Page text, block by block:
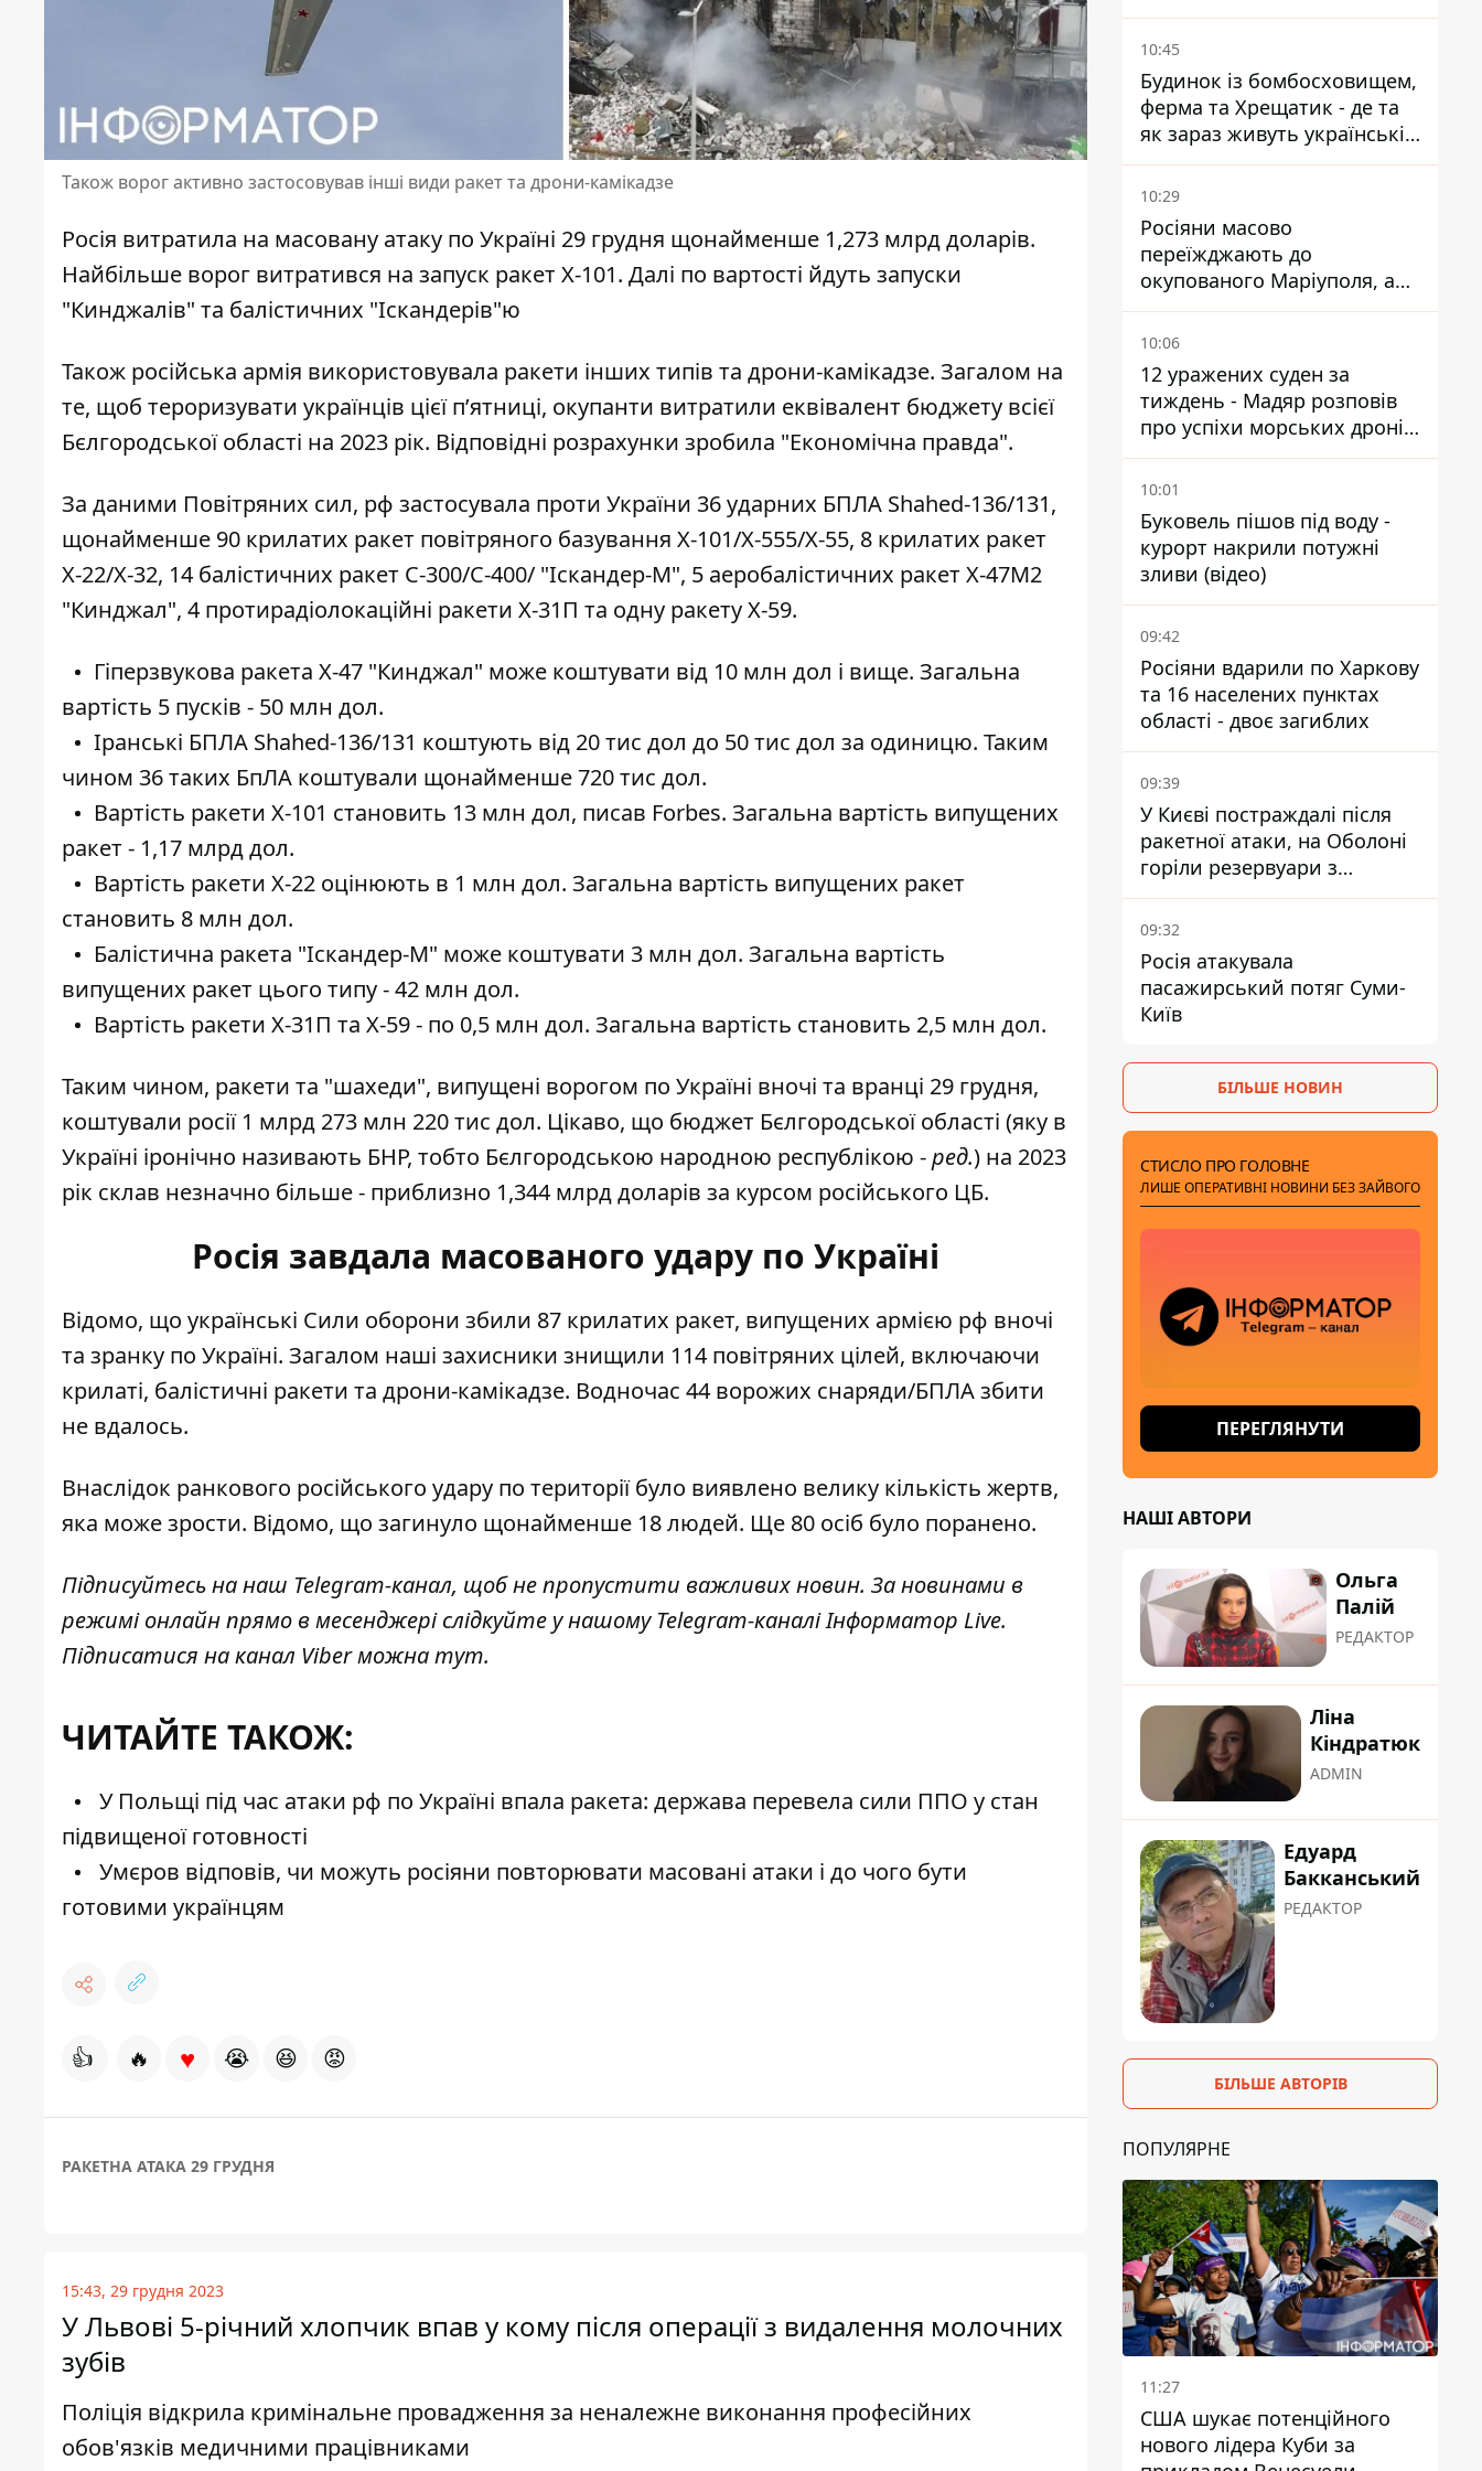
Також ворог активно застосовував інші види ракет та дрони-камікадзе
Росія витратила на масовану атаку по Україні 29 грудня щонайменше 1,273 млрд доларів.
Найбільше ворог витратився на запуск ракет Х-101. Далі по вартості йдуть запуски
"Кинджалів" та балістичних "Іскандерів"ю
Також російська армія використовувала ракети інших типів та дрони-камікадзе. Загалом на
те, щоб тероризувати українців цієї пʼятниці, окупанти витратили еквівалент бюджету всієї
Бєлгородської області на 2023 рік. Відповідні розрахунки зробила "Економічна правда".
За даними Повітряних сил, рф застосувала проти України 36 ударних БПЛА Shahed-136/131,
щонайменше 90 крилатих ракет повітряного базування Х-101/Х-555/Х-55, 8 крилатих ракет
Х-22/Х-32, 14 балістичних ракет С-300/С-400/ "Іскандер-М", 5 аеробалістичних ракет Х-47М2
"Кинджал", 4 протирадіолокаційні ракети Х-31П та одну ракету Х-59.
Гіперзвукова ракета Х-47 "Кинджал" може коштувати від 10 млн дол і вище. Загальна
вартість 5 пусків - 50 млн дол.
Іранські БПЛА Shahed-136/131 коштують від 20 тис дол до 50 тис дол за одиницю. Таким
чином 36 таких БпЛА коштували щонайменше 720 тис дол.
Вартість ракети Х-101 становить 13 млн дол, писав Forbes. Загальна вартість випущених
ракет - 1,17 млрд дол.
Вартість ракети Х-22 оцінюють в 1 млн дол. Загальна вартість випущених ракет
становить 8 млн дол.
Балістична ракета "Іскандер-М" може коштувати 3 млн дол. Загальна вартість
випущених ракет цього типу - 42 млн дол.
Вартість ракети Х-31П та Х-59 - по 0,5 млн дол. Загальна вартість становить 2,5 млн дол.
Таким чином, ракети та "шахеди", випущені ворогом по Україні вночі та вранці 29 грудня,
коштували росії 1 млрд 273 млн 220 тис дол. Цікаво, що бюджет Бєлгородської області (яку в
Україні іронічно називають БНР, тобто Бєлгородською народною республікою -ред.) на 2023
рік склав незначно більше - приблизно 1,344 млрд доларів за курсом російського ЦБ.
Росія завдала масованого удару по Україні
Відомо, що українські Сили оборони збили 87 крилатих ракет, випущених армією рф вночі
та зранку по Україні. Загалом наші захисники знищили 114 повітряних цілей, включаючи
крилаті, балістичні ракети та дрони-камікадзе. Водночас 44 ворожих снаряди/БПЛА збити
не вдалось.
Внаслідок ранкового російського удару по території було виявлено велику кількість жертв,
яка може зрости. Відомо, що загинуло щонайменше 18 людей. Ще 80 осіб було поранено.
Підписуйтесь на наш Telegram-канал, щоб не пропустити важливих новин. За новинами в
режимі онлайн прямо в месенджері слідкуйте у нашому Telegram-каналіІнформатор Live.
Підписатися на канал Viber можнатут.
ЧИТАЙТЕ ТАКОЖ:
У Польщі під час атаки рф по Україні впала ракета: держава перевела сили ППО у стан
підвищеної готовності
Умєров відповів, чи можуть росіяни повторювати масовані атаки і до чого бути
готовими українцям
👍 🔥 ♥ 😭 😆 😡
РАКЕТНА АТАКА 29 ГРУДНЯ
15:43, 29 грудня 2023
У Львові 5-річний хлопчик впав у кому після операції з видалення молочних
зубів
Поліція відкрила кримінальне провадження за неналежне виконання професійних
обов'язків медичними працівниками
Казахстані, Узбекистані
10:45
Будинок із бомбосховищем,
ферма та Хрещатик - де та
як зараз живуть українські
знаменитості
10:29
Росіяни масово
переїжджають до
окупованого Маріуполя, а
місцевих залишають без
житла
10:06
12 уражених суден за
тиждень - Мадяр розповів
про успіхи морських дронів
у Чорному та Азовському
морях
10:01
Буковель пішов під воду -
курорт накрили потужні
зливи (відео)
09:42
Росіяни вдарили по Харкову
та 16 населених пунктах
області - двоє загиблих
09:39
У Києві постраждалі після
ракетної атаки, на Оболоні
горіли резервуари з
паливом
09:32
Росія атакувала
пасажирський потяг Суми-
Київ
БІЛЬШЕ НОВИН
СТИСЛО ПРО ГОЛОВНЕ
ЛИШЕ ОПЕРАТИВНІ НОВИНИ БЕЗ ЗАЙВОГО
ПЕРЕГЛЯНУТИ
НАШІ АВТОРИ
Ольга
Палій
РЕДАКТОР
Ліна
Кіндратюк
ADMIN
Едуард
Бакканський
РЕДАКТОР
БІЛЬШЕ АВТОРІВ
ПОПУЛЯРНЕ
11:27
США шукає потенційного
нового лідера Куби за